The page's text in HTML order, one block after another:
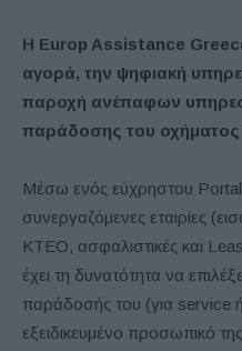
H Europ Assistance
αγορά, την ψηφιακή
παροχή ανέπαφων
παράδοσης του οχήματος
Μέσω ενός εύχρηστου Portal
συνεργαζόμενες εταιρίες
ΚΤΕΟ, ασφαλιστικές και
έχει τη δυνατότητα να
παράδοσής του (για service
εξειδικευμένο προσωπικό της